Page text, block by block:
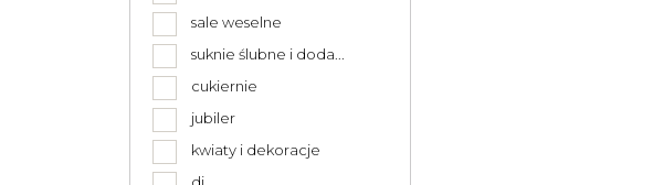
sale weselne
suknie ślubne i doda...
cukiernie
jubiler
kwiaty i dekoracje